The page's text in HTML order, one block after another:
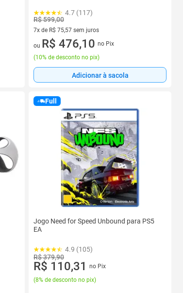
4.7 (117)
R$ 599,00
7x de R$ 75,57 sem juros
7 vez de R$ 75,57 sem juros
ou R$ 476,10 no Pix
(10% de desconto no pix)
Adicionar à sacola
Full
Jogo Need for Speed Unbound para PS5
EA
4.9 (105)
R$ 379,90
R$ 110,31
no Pix
(8% de desconto no pix)